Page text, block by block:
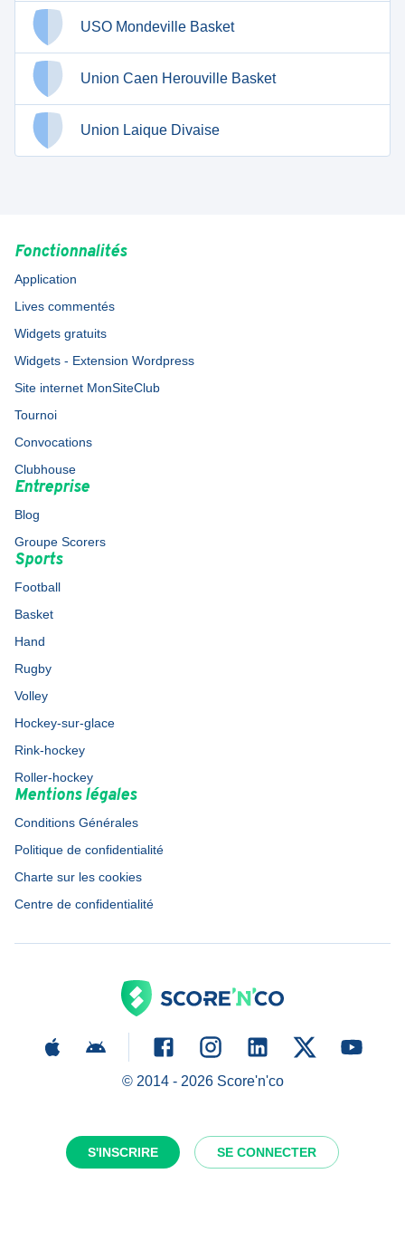
S'INSCRIRE SE CONNECTER
USO Mondeville Basket
Union Caen Herouville Basket
Union Laique Divaise
Fonctionnalités
Application
Lives commentés
Widgets gratuits
Widgets - Extension Wordpress
Site internet MonSiteClub
Tournoi
Convocations
Clubhouse
Entreprise
Blog
Groupe Scorers
Sports
Football
Basket
Hand
Rugby
Volley
Hockey-sur-glace
Rink-hockey
Roller-hockey
Mentions légales
Conditions Générales
Politique de confidentialité
Charte sur les cookies
Centre de confidentialité
© 2014 - 2026Score'n'co